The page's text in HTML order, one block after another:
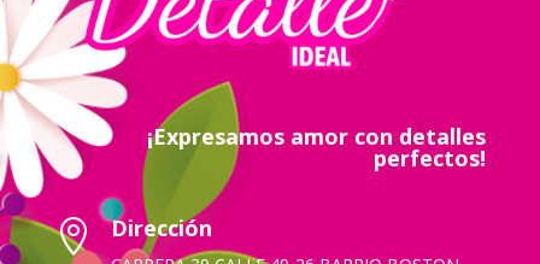
¡Expresamos amor con detalles
perfectos!
 Dirección